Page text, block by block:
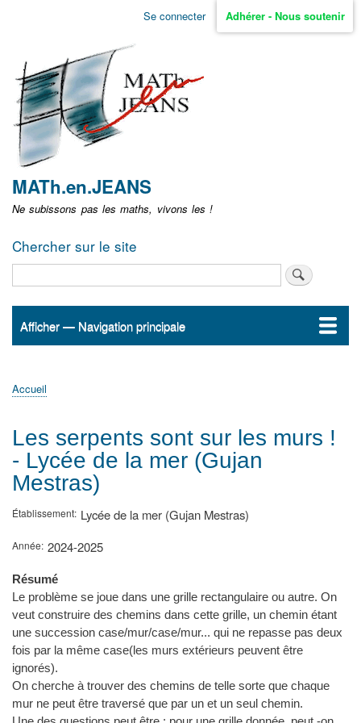
Aller
non
identifié
Se connecter Adhérer - Nous soutenir
MATh.en.JEANS
Ne subissons pas les maths, vivons les !
Chercher sur le site
Navigation
Afficher — Navigation principale
Accueil
ActualitésMATh.en.JEANS ?
Régions et Ateliers
Créer, gérer un atelier
Sujets/Publications
Congrès
d'Ariane
Accueil
Les serpents sont sur les murs !
- Lycée de la mer (Gujan
Mestras)
Établissement Lycée de la mer (Gujan Mestras)
Année 2024-2025
Résumé
Le problème se joue dans une grille rectangulaire ou autre. On
veut construire des chemins dans cette grille, un chemin étant
une succession case/mur/case/mur... qui ne repasse pas deux
fois par la même case(les murs extérieurs peuvent être
ignorés).
On cherche à trouver des chemins de telle sorte que chaque
mur ne peut être traversé que par un et un seul chemin.